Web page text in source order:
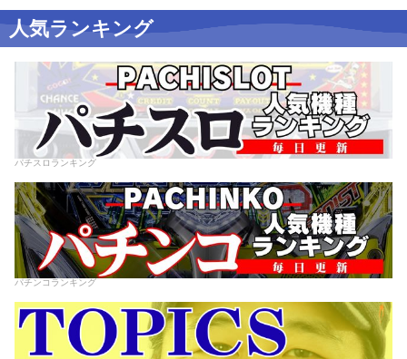
人気ランキング
パチスロランキング
パチンコランキング